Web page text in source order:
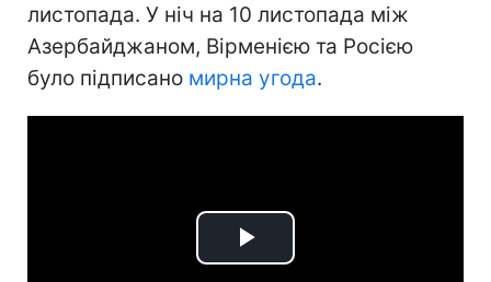
листопада. У ніч на 10 листопада між
Азербайджаном, Вірменією та Росією
було підписано мирна угода.
Play